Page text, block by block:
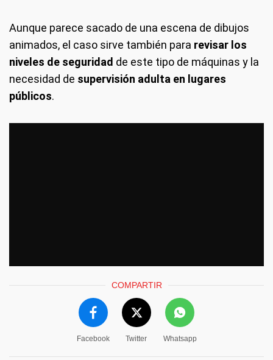
Aunque parece sacado de una escena de dibujos
animados, el caso sirve también para revisar los
niveles de seguridad de este tipo de máquinas y la
necesidad de supervisión adulta en lugares
públicos.
COMPARTIR
Facebook Twitter Whatsapp